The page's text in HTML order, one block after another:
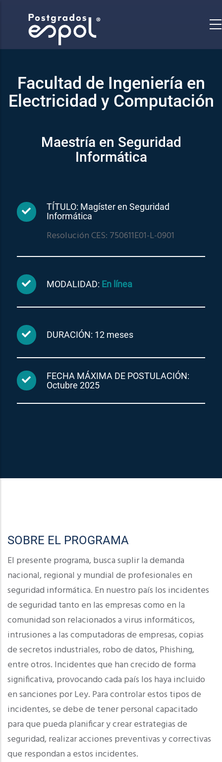
contenido
principal
Facultad de Ingeniería en
Electricidad y Computación
Maestría en Seguridad
Informática
TÍTULO: Magíster en Seguridad
Informática
Resolución CES: 750611E01-L-0901
MODALIDAD: En línea
DURACIÓN: 12 meses
FECHA MÁXIMA DE POSTULACIÓN:
Octubre 2025
SOBRE EL PROGRAMA
El presente programa, busca suplir la demanda
nacional, regional y mundial de profesionales en
seguridad informática. En nuestro país los incidentes
de seguridad tanto en las empresas como en la
comunidad son relacionados a virus informáticos,
intrusiones a las computadoras de empresas, copias
de secretos industriales, robo de datos, Phishing,
entre otros. Incidentes que han crecido de forma
significativa, provocando cada país los haya incluido
en sanciones por Ley. Para controlar estos tipos de
incidentes, se debe de tener personal capacitado
para que pueda planificar y crear estrategias de
seguridad, realizar acciones preventivas y correctivas
que respondan a estos incidentes.